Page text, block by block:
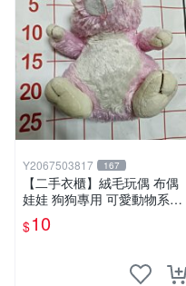
Y2067503817 167
【二手衣櫃】絨毛玩偶 布偶
娃娃 狗狗專用 可愛動物系列
耐咬耐磨玩具 玩偶 粉紅熊寵
物玩具 1120929
$10